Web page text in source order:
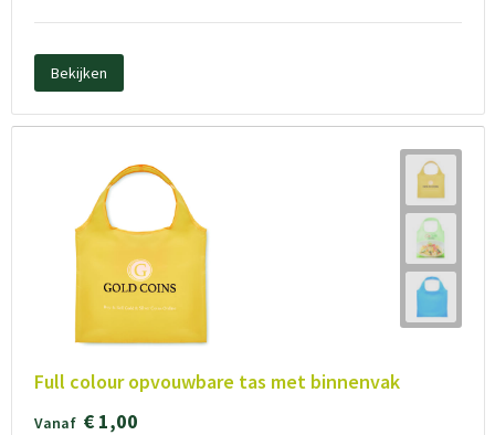
Bekijken
Full colour opvouwbare tas met binnenvak
Vanaf € 1,00